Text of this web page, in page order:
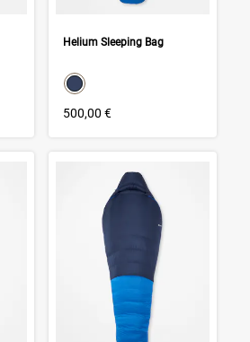
Helium Sleeping Bag
color swatch
Select color
500,00 €